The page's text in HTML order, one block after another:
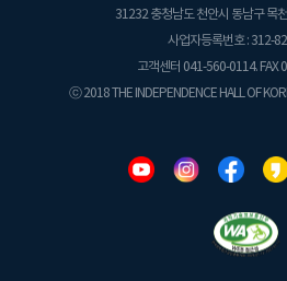
31232 충청남도 천안시 동남구 목
사업자등록번호 : 312-
고객센터 041-560-0114. FAX
ⓒ 2018 THE INDEPENDENCE HALL OF